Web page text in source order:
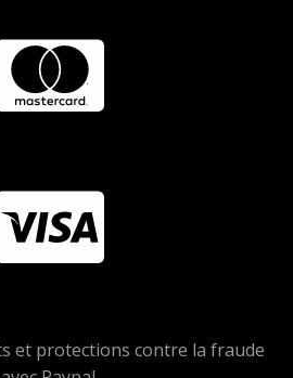
et protections contre la fraude